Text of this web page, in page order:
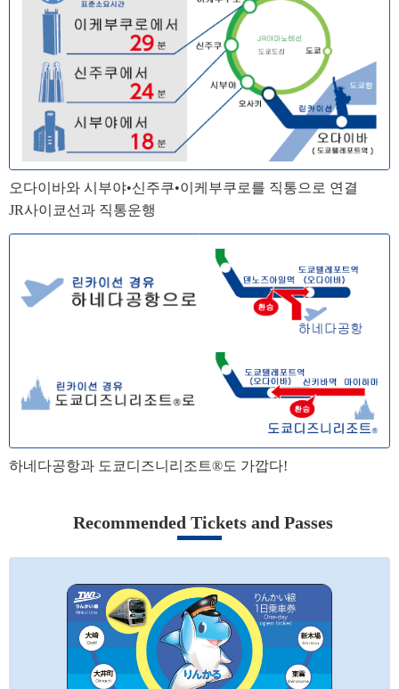
오다이바와 시부야•신주쿠•이케부쿠로를 직통으로 연결
JR사이쿄선과 직통운행
하네다공항과 도쿄디즈니리조트®도 가깝다!
Recommended Tickets and Passes